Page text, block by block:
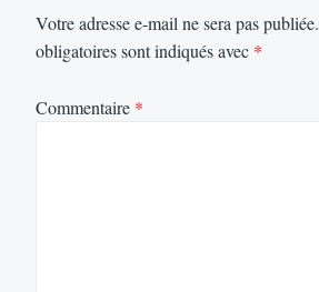
Votre adresse e-mail ne sera pas publiée.
obligatoires sont indiqués avec *
Commentaire *